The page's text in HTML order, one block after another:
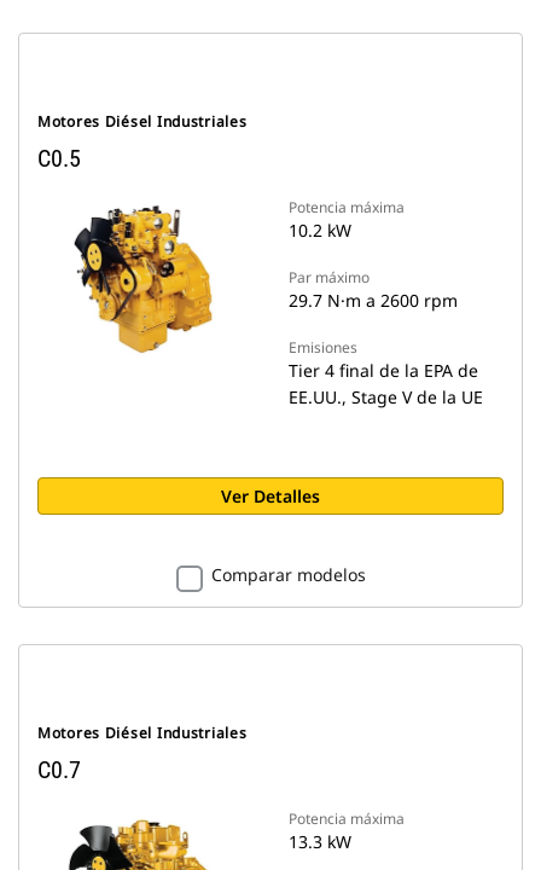
Motores Diésel Industriales
C0.5
Potencia máxima
10.2 kW
Par máximo
29.7 N·m a 2600 rpm
Emisiones
Tier 4 final de la EPA de
EE.UU., Stage V de la UE
Ver Detalles
Comparar modelos
Motores Diésel Industriales
C0.7
Potencia máxima
13.3 kW